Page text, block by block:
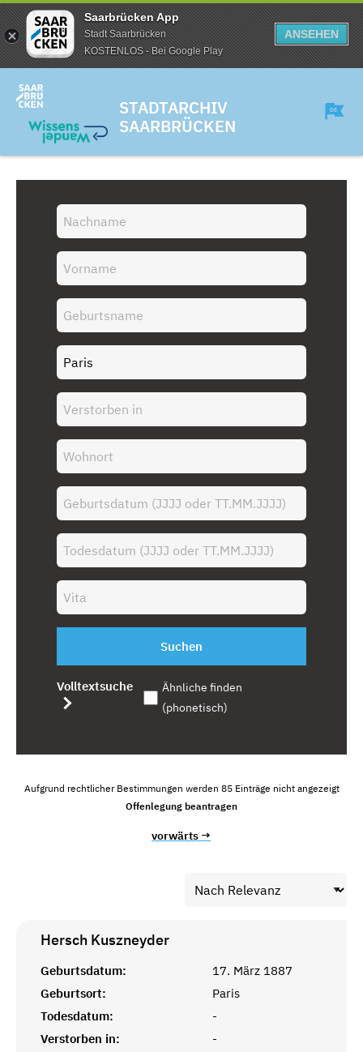
Saarbrücken App
Stadt Saarbrücken
KOSTENLOS - Bei Google Play
ANSEHEN
STADTARCHIV
SAARBRÜCKEN
Suchen
Volltextsuche
Ähnliche finden
(phonetisch)
Aufgrund rechtlicher Bestimmungen werden 85 Einträge nicht angezeigt
Offenlegung beantragen
vorwärts →
Hersch Kuszneyder
Geburtsdatum:
17. März 1887
Geburtsort:
Paris
Todesdatum:
-
Verstorben in:
-